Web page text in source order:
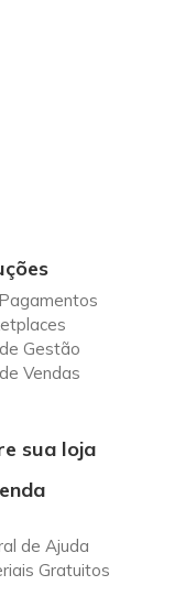
Gestão
Vendas
sua loja
de Ajuda
Gratuitos